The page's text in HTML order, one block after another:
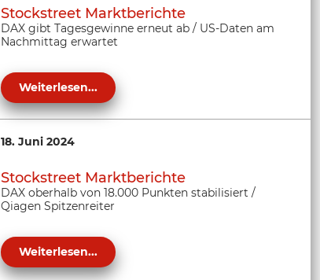
Stockstreet Marktberichte
DAX gibt Tagesgewinne erneut ab / US-Daten am
Nachmittag erwartet
Weiterlesen...
18. Juni 2024
Stockstreet Marktberichte
DAX oberhalb von 18.000 Punkten stabilisiert /
Qiagen Spitzenreiter
Weiterlesen...